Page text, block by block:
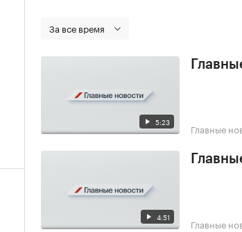
За все время
5:23 Главные
4:51 Главные